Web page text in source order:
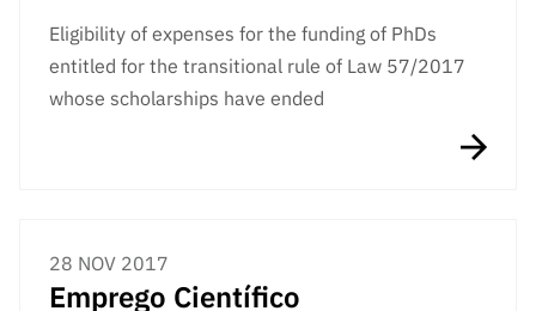
Eligibility of expenses for the funding of PhDs
entitled for the transitional rule of Law 57/2017
whose scholarships have ended
28 NOV 2017
Emprego Científico